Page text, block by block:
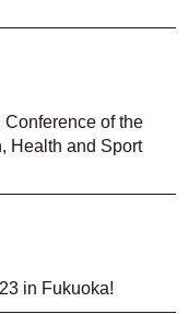
of the
Health and Sport
in Fukuoka!